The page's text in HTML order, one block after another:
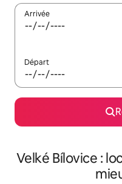
Arrivée
Départ
Velké Bílovice :